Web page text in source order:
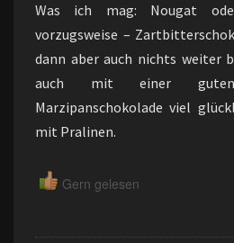
Was ich mag: Nougat
vorzugsweise –
dann aber auch nichts weiter
auch mit einer
Marzipanschokolade viel
mit Pralinen.
Gern gelesen